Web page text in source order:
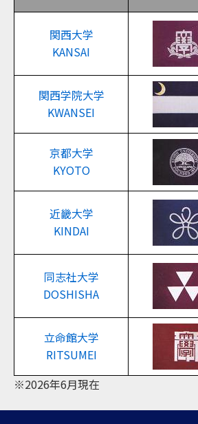
関西大学
KANSAI
関西学院大学
KWANSEI
京都大学
KYOTO
近畿大学
KINDAI
同志社大学
DOSHISHA
立命館大学
RITSUMEI
※2026年6月現在